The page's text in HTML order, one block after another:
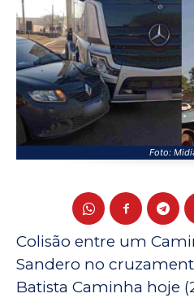
Foto:
Colisão entre um
Sandero no
Batista Caminha hoje